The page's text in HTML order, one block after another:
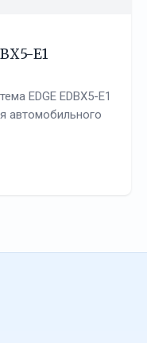
E1
EDGE EDBX5-E1
автомобильного